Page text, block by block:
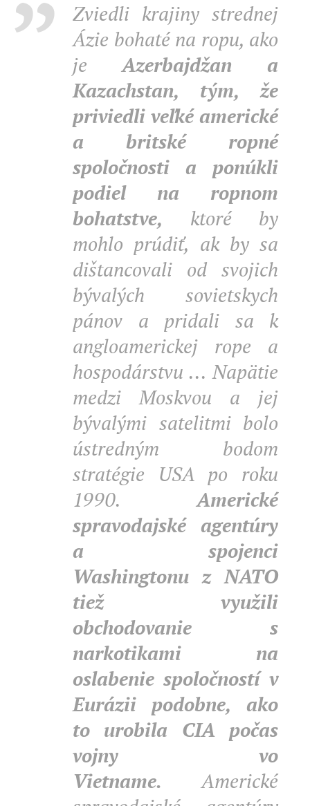
Zviedli krajiny strednej
Ázie bohaté na ropu, ako
jeAzerbajdžan a
Kazachstan, tým, že
priviedli veľké americké
a britské ropné
spoločnosti a ponúkli
podiel na ropnom
bohatstve, ktoré by
mohlo prúdiť, ak by sa
dištancovali od svojich
bývalých sovietskych
pánov a pridali sa k
angloamerickej rope a
hospodárstvu ... Napätie
medzi Moskvou a jej
bývalými satelitmi bolo
ústredným bodom
stratégie USA po roku
1990.Americké
spravodajské agentúry
a spojenci
Washingtonu z NATO
tiež využili
obchodovanie s
narkotikami na
oslabenie spoločností v
Eurázii podobne, ako
to urobila CIA počas
vojny vo
Vietname. Americké